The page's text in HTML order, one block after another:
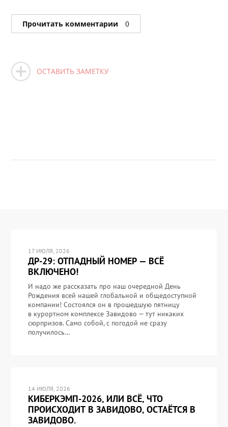
Прочитать комментарии 0
ОСТАВИТЬ ЗАМЕТКУ
17 ИЮЛЯ, 2026
ДР-29: ОТПАДНЫЙ НОМЕР — ВСЁ
ВКЛЮЧЕНО!
И надо же рассказать про наш очередной День
Рождения всей нашей глобальной и общедоступной
компании! Состоялся он в прошедшую пятницу
в курортном комплексе Завидово — тут никаких
сюрпризов. Само собой, с погодой не сразу
получилось…
14 ИЮЛЯ, 2026
КИБЕРКЭМП-2026, ИЛИ ВСЁ, ЧТО
ПРОИСХОДИТ В ЗАВИДОВО, ОСТАЁТСЯ В
ЗАВИДОВО.